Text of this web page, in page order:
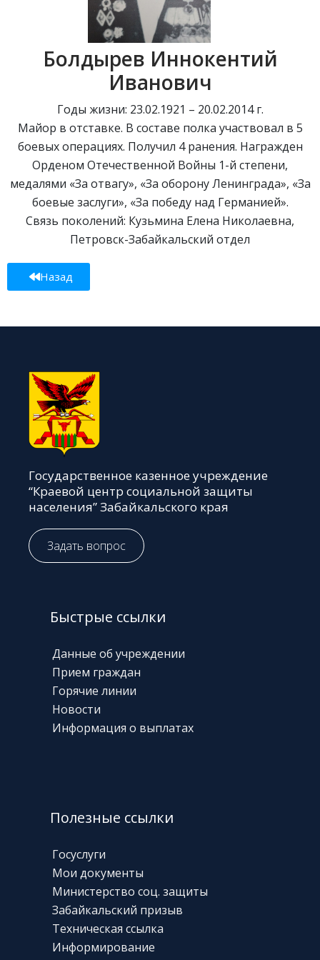
Болдырев Иннокентий
Иванович
Годы жизни: 23.02.1921 – 20.02.2014 г.
Майор в отставке. В составе полка участвовал в 5
боевых операциях. Получил 4 ранения. Награжден
Орденом Отечественной Войны 1-й степени,
медалями «За отвагу», «За оборону Ленинграда», «За
боевые заслуги», «За победу над Германией».
Связь поколений: Кузьмина Елена Николаевна,
Петровск-Забайкальский отдел
Назад
Государственное казенное учреждение
“Краевой центр социальной защиты
населения” Забайкальского края
Задать вопрос
Быстрые ссылки
Данные об учреждении
Прием граждан
Горячие линии
Новости
Информация о выплатах
Полезные ссылки
Госуслуги
Мои документы
Министерство соц. защиты
Забайкальский призыв
Техническая ссылка
Информирование